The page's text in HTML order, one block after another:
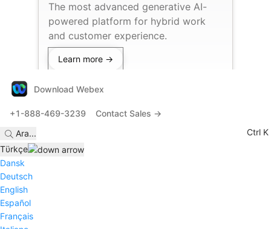
The most advanced generative AI-
powered platform for hybrid work
and customer experience.
Learn more →
Download Webex
+1-888-469-3239
Contact Sales →
Ara...
Ctrl K
Tϋrkçe
Dansk
Deutsch
English
Español
Français